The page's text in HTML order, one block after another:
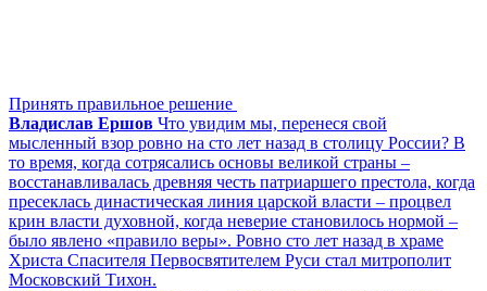
Принять правильное решение
Владислав Ершов Что увидим мы, перенеся свой
мысленный взор ровно на сто лет назад в столицу России? В
то время, когда сотрясались основы великой страны –
восстанавливалась древняя честь патриаршего престола, когда
пресеклась династическая линия царской власти – процвел
крин власти духовной, когда неверие становилось нормой –
было явлено «правило веры». Ровно сто лет назад в храме
Христа Спасителя Первосвятителем Руси стал митрополит
Московский Тихон.